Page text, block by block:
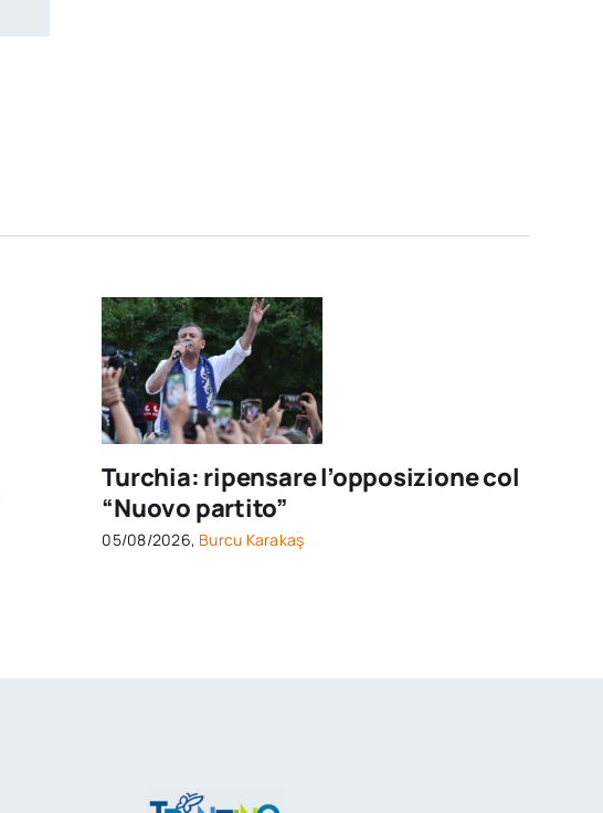
Turchia: ripensare l’opposizione col
“Nuovo partito”
05/08/2026, Burcu Karakaş